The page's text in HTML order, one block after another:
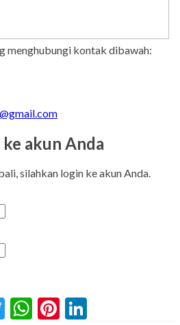
TwitterWhatsAppPinterest
menghubungi kontak dibawah:
akun Anda
silahkan login ke akun Anda.